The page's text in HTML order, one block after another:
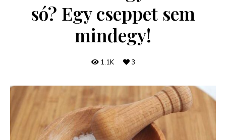
só? Egy cseppet sem
mindegy!
1.1K 3